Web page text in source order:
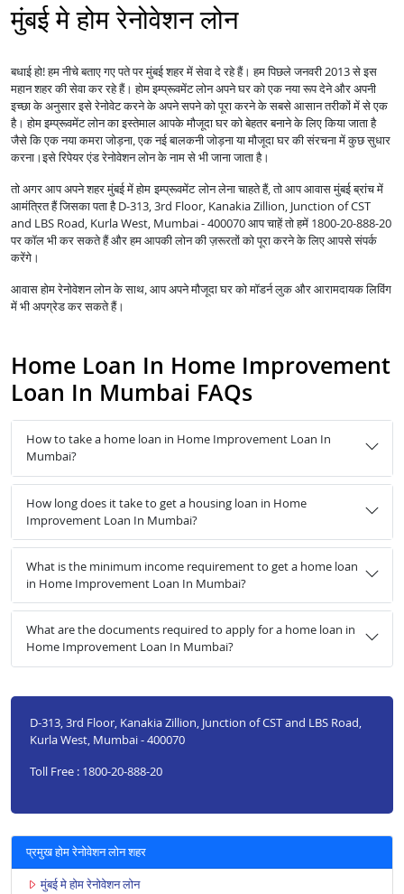
मुंबई मे होम रेनोवेशन लोन
बधाई हो! हम नीचे बताए गए पते पर मुंबई शहर में सेवा दे रहे हैं। हम पिछले जनवरी 2013 से इस
महान शहर की सेवा कर रहे हैं।होम इम्प्रूवमेंट लोन अपने घर को एक नया रूप देने और अपनी
इच्छा के अनुसार इसे रेनोवेट करने के अपने सपने को पूरा करने के सबसे आसान तरीकों में से एक
है।होम इम्प्रूवमेंट लोन का इस्तेमाल आपके मौजूदा घर को बेहतर बनाने के लिए किया जाता है
जैसे कि एक नया कमरा जोड़ना, एक नई बालकनी जोड़ना या मौजूदा घर की संरचना में कुछ सुधार
करना।इसे रिपेयर एंड रेनोवेशन लोन के नाम से भी जाना जाता है।
तो अगर आप अपने शहर मुंबई मेंहोम इम्प्रूवमेंट लोनलेना चाहते हैं, तो आप आवास मुंबई ब्रांच में
आमंत्रित हैं जिसका पता है D-313, 3rd Floor, Kanakia Zillion, Junction of CST
and LBS Road, Kurla West, Mumbai - 400070 आप चाहें तो हमें 1800-20-888-20
पर कॉल भी कर सकते हैं और हम आपकी लोन की ज़रूरतों को पूरा करने के लिए आपसे संपर्क
करेंगे।
आवास होम रेनोवेशन लोन के साथ, आप अपने मौजूदा घर को मॉडर्न लुक और आरामदायक लिविंग
में भी अपग्रेड कर सकते हैं।
Home Loan In Home Improvement
Loan In Mumbai FAQs
How to take a home loan in Home Improvement Loan In
Mumbai?
How long does it take to get a housing loan in Home
Improvement Loan In Mumbai?
What is the minimum income requirement to get a home loan
in Home Improvement Loan In Mumbai?
What are the documents required to apply for a home loan in
Home Improvement Loan In Mumbai?
D-313, 3rd Floor, Kanakia Zillion, Junction of CST and LBS Road,
Kurla West, Mumbai - 400070
Toll Free : 1800-20-888-20
प्रमुख होम रेनोवेशन लोन शहर
मुंबई मे होम रेनोवेशन लोन